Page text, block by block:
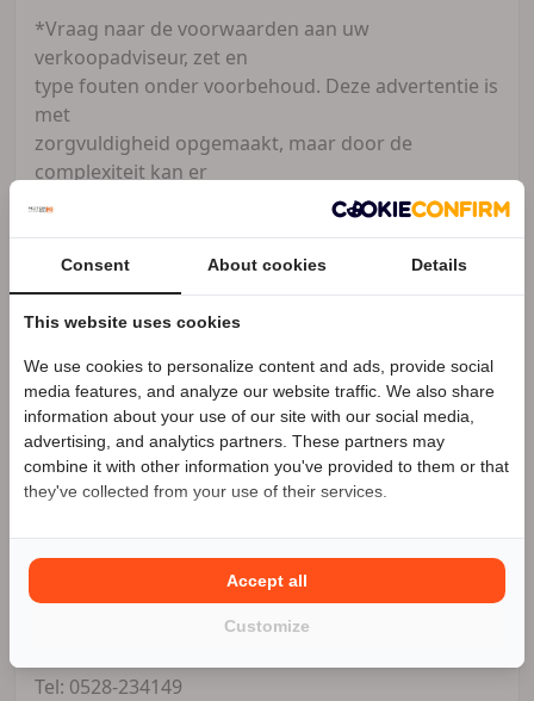
*Vraag naar de voorwaarden aan uw
verkoopadviseur, zet en
type fouten onder voorbehoud. Deze advertentie is
met
zorgvuldigheid opgemaakt, maar door de
complexiteit kan er
soms een afwijking zijn. Informeer naar de opties
u belangrijk zijn. Op deze advertentie kan geen
aanspraak
gemaakt worden.
Dinsdag 9.00 - 17.30 uur
Woensdag 9.00 - 17.30 uur
Donderdag 9.00 - 17.30 uur
Vrijdag 9.00 - 17.30 uur
Zaterdag 9.00 - 16.00 uur
Buitenvaart 1214
Tel: 0528-234149
Speciale Motor2go prijs
Benieuwd naar de speciale Motor2go prijs? Bel
58906447
Consent About cookies Details
This website uses cookies
We use cookies to personalize content and ads, provide social
media features, and analyze our website traffic. We also share
information about your use of our site with our social media,
advertising, and analytics partners. These partners may
combine it with other information you've provided to them or that
they've collected from your use of their services.
Customize
Accept all